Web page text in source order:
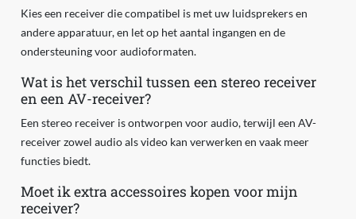
Kies een receiver die compatibel is met uw luidsprekers en
andere apparatuur, en let op het aantal ingangen en de
ondersteuning voor audioformaten.
Wat is het verschil tussen een stereo receiver
en een AV-receiver?
Een stereo receiver is ontworpen voor audio, terwijl een AV-
receiver zowel audio als video kan verwerken en vaak meer
functies biedt.
Moet ik extra accessoires kopen voor mijn
receiver?